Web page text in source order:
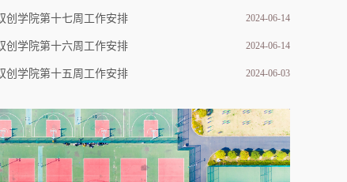
2024-06-14
创学院第十七周工作安排
2024-06-14
创学院第十六周工作安排
2024-06-03
创学院第十五周工作安排